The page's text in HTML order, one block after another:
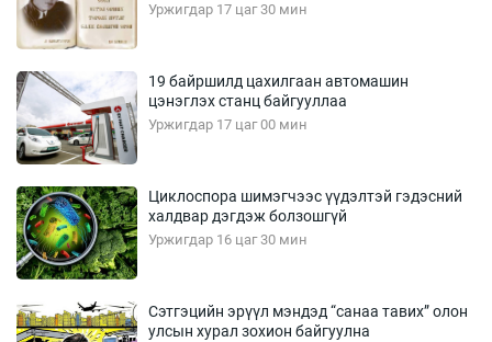
Уржигдар 17 цаг 30 мин
19 байршилд цахилгаан автомашин
цэнэглэх станц байгууллаа
Уржигдар 17 цаг 00 мин
Циклоспора шимэгчээс үүдэлтэй гэдэсний
халдвар дэгдэж болзошгүй
Уржигдар 16 цаг 30 мин
Сэтгэцийн эрүүл мэндэд “санаа тавих” олон
улсын хурал зохион байгуулна